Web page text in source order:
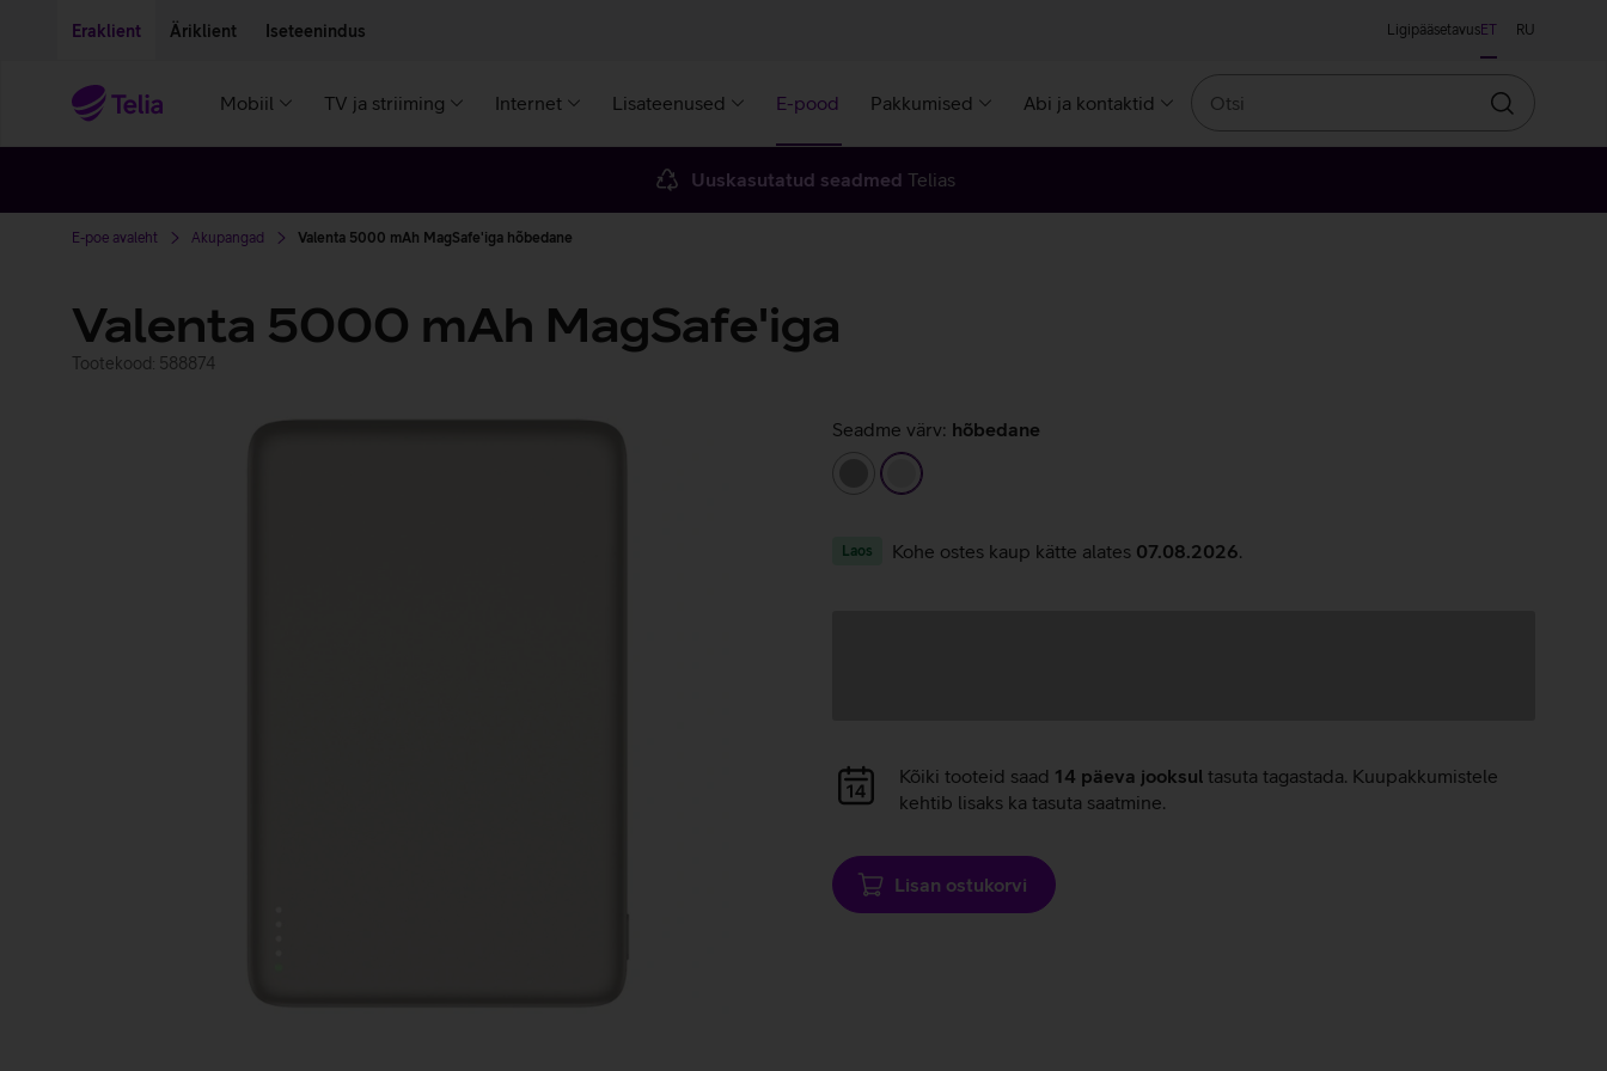
Eraklient Äriklient Iseteenindus LigipääsetavusET RU
Mobiil TV ja striiming Internet Lisateenused E-pood Pakkumised Abi ja kontaktid
Otsin
Uuskasutatud seadmed Telias
E-poe avaleht Akupangad Valenta 5000 mAh MagSafe'iga hõbedane
Valenta 5000 mAh MagSafe'iga
Tootekood: 588874
Seadme värv: hõbedane
hall
hõbedane
Laos Kohe ostes kaup kätte alates 07.08.2026
Andmete
laadimine
Kõiki tooteid saad 14 päeva jooksul tasuta tagastada. Kuupakkumistele
kehtib lisaks ka tasuta saatmine.
Lisan ostukorvi